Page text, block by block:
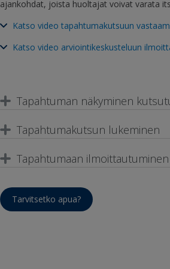
ajankohdat, joista huoltajat voivat varata
Katso video tapahtumakutsuun
Katso video arviointikeskusteluun
Tapahtuman näkyminen
Tapahtumakutsun lukeminen
Tapahtumaan ilmoittautuminen
Tarvitsetko apua?